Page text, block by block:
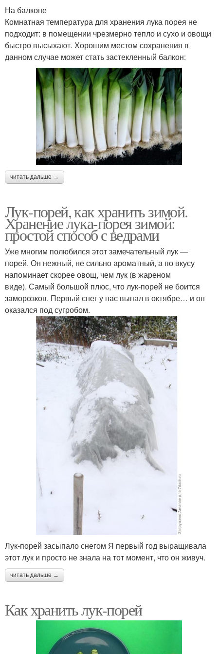
На балконе
Комнатная температура для хранения лука порея не
подходит: в помещении чрезмерно тепло и сухо и овощи
быстро высыхают. Хорошим местом сохранения в
данном случае может стать застекленный балкон:
читать дальше →
Лук-порей, как хранить зимой.
Хранение лука-порея зимой:
простой способ с ведрами
Уже многим полюбился этот замечательный лук —
порей. Он нежный, не сильно ароматный, а по вкусу
напоминает скорее овощ, чем лук (в жареном
виде). Самый большой плюс, что лук-порей не боится
заморозков. Первый снег у нас выпал в октябре… и он
оказался под сугробом.
Лук-порей засыпало снегом Я первый год выращивала
этот лук и просто не знала на тот момент, что он живуч.
читать дальше →
Как хранить лук-порей